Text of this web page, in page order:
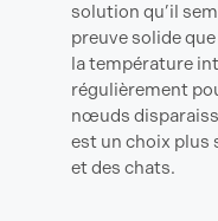
solution qu’il
preuve solide
la température
régulièrement
nœuds
est un choix plus
et des chats.